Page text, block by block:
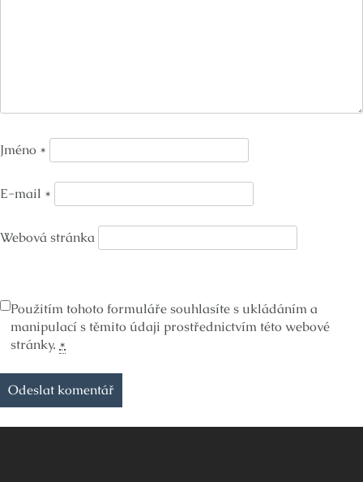
Jméno *
E-mail *
Webová stránka
Použitím tohoto formuláře souhlasíte s ukládáním a
manipulací s těmito údaji prostřednictvím této webové
stránky. *